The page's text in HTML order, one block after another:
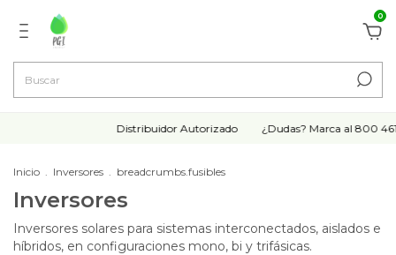
0
Distribuidor Autorizado ¿Dudas? Marca al 800 461 1717
Inicio . Inversores . breadcrumbs.fusibles
Inversores
Inversores solares para sistemas interconectados, aislados e
híbridos, en configuraciones mono, bi y trifásicas.